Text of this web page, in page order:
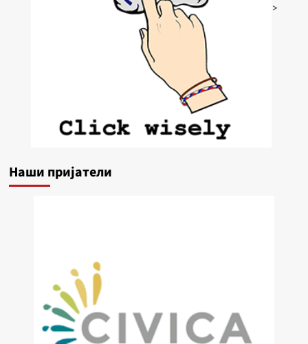
>
Наши пријатели